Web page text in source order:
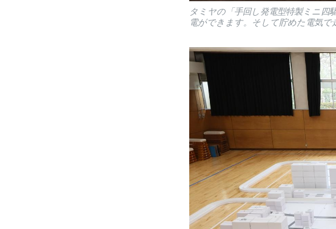
タミヤの「手回し発電型特製ミニ
電ができます。そして貯めた電気で